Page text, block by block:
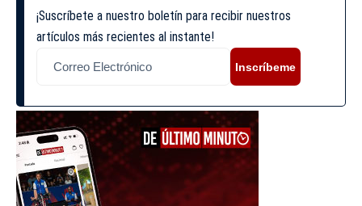
¡Suscríbete a nuestro boletín para recibir nuestros
artículos más recientes al instante!
Inscríbeme